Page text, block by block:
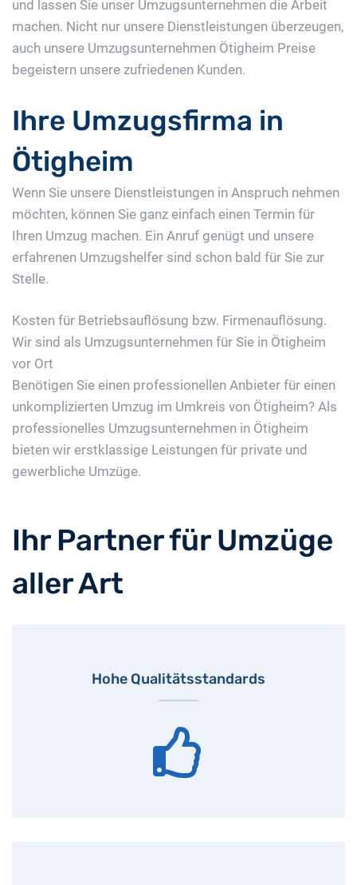
und lassen Sie unser Umzugsunternehmen die Arbeit
machen. Nicht nur unsere Dienstleistungen überzeugen,
auch unsere Umzugsunternehmen Ötigheim Preise
begeistern unsere zufriedenen Kunden.
Ihre Umzugsfirma in
Ötigheim
Wenn Sie unsere Dienstleistungen in Anspruch nehmen
möchten, können Sie ganz einfach einen Termin für
Ihren Umzug machen. Ein Anruf genügt und unsere
erfahrenen Umzugshelfer sind schon bald für Sie zur
Stelle.
Kosten für Betriebsauflösung bzw. Firmenauflösung.
Wir sind als Umzugsunternehmen für Sie in Ötigheim
vor Ort
Benötigen Sie einen professionellen Anbieter für einen
unkomplizierten Umzug im Umkreis von Ötigheim? Als
professionelles Umzugsunternehmen in Ötigheim
bieten wir erstklassige Leistungen für private und
gewerbliche Umzüge.
Ihr Partner für Umzüge
aller Art
Hohe Qualitätsstandards